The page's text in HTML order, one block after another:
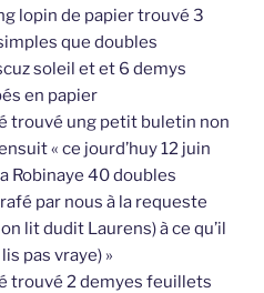
lopin de papier trouvé 3
que doubles
soleil et et 6 demys
en papier
trouvé ung petit buletin non
« ce jourd’huy 12 juin
Robinaye 40 doubles
par nous à la requeste
lit dudit Laurens) à ce qu’il
pas vraye) »
trouvé 2 demyes feuillets